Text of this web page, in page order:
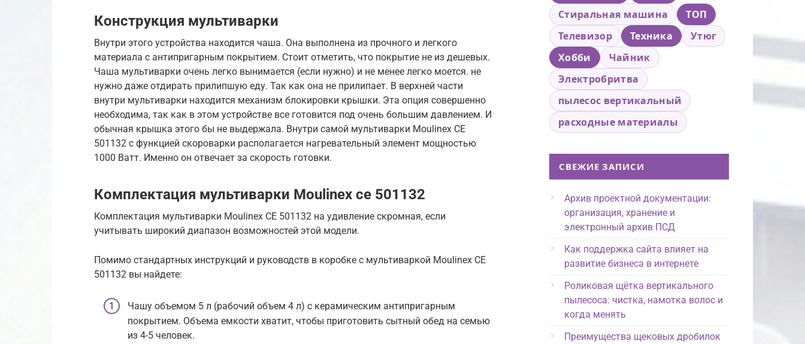
Конструкция мультиварки
Внутри этого устройства находится чаша. Она выполнена из прочного и легкого
материала с антипригарным покрытием. Стоит отметить, что покрытие не из дешевых.
Чаша мультиварки очень легко вынимается (если нужно) и не менее легко моется. не
нужно даже отдирать прилипшую еду. Так как она не прилипает. В верхней части
внутри мультиварки находится механизм блокировки крышки. Эта опция совершенно
необходима, так как в этом устройстве все готовится под очень большим давлением. И
обычная крышка этого бы не выдержала. Внутри самой мультиварки Moulinex CE
501132 с функцией скороварки располагается нагревательный элемент мощностью
1000 Ватт. Именно он отвечает за скорость готовки.
Комплектация мультиварки Moulinex ce 501132
Комплектация мультиварки Moulinex CE 501132 на удивление скромная, если
учитывать широкий диапазон возможностей этой модели.
Помимо стандартных инструкций и руководств в коробке с мультиваркой Moulinex CE
501132 вы найдете:
Чашу объемом 5 л (рабочий объем 4 л) с керамическим антипригарным
покрытием. Объема емкости хватит, чтобы приготовить сытный обед на семью
из 4-5 человек.
Стиральная машина
ТОП
Телевизор
Техника
Утюг
Хобби
Чайник
Электробритва
пылесос вертикальный
расходные материалы
СВЕЖИЕ ЗАПИСИ
Архив проектной документации:
организация, хранение и
электронный архив ПСД
Как поддержка сайта влияет на
развитие бизнеса в интернете
Роликовая щётка вертикального
пылесоса: чистка, намотка волос и
когда менять
Преимущества щековых дробилок